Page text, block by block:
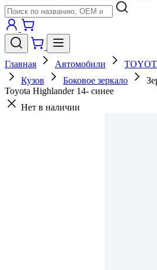
Главная Автомобили
Кузов
Боковое зеркало
Toyota Highlander 14- синее
Нет в наличии